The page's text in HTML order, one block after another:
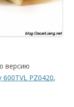
версию
600TVL PZ0420,